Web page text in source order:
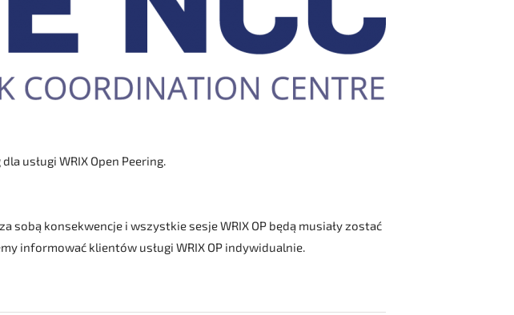
usługi WRIX Open Peering.
sobą konsekwencje i wszystkie sesje WRIX OP będą musiały zostać
informować klientów usługi WRIX OP indywidualnie.